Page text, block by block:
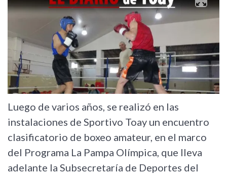
Luego de varios años, se realizó en las
instalaciones de Sportivo Toay un encuentro
clasificatorio de boxeo amateur, en el marco
del Programa La Pampa Olímpica, que lleva
adelante la Subsecretaría de Deportes del